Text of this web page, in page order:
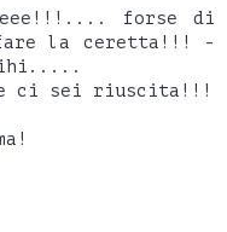
forse di
fare la ceretta!!! -
ci sei riuscita!!!